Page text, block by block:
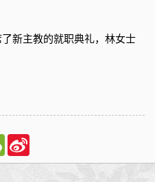
新主教的就职典礼，林女士
WeChat